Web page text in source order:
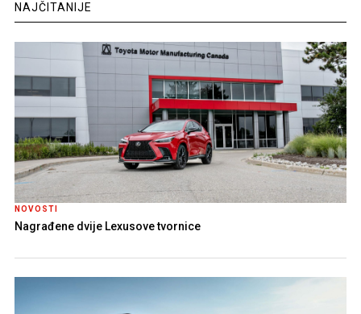
NAJČITANIJE
NOVOSTI
Nagrađene dvije Lexusove tvornice